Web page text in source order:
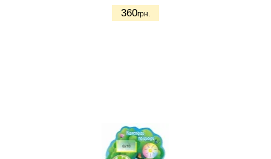
360грн.